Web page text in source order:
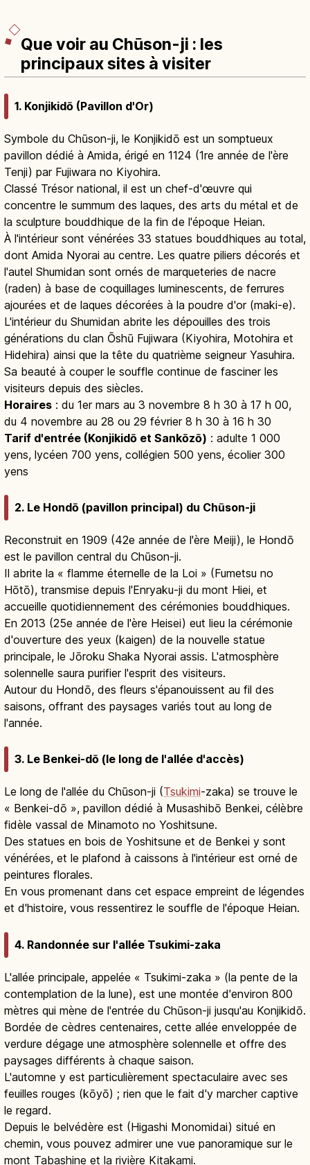
Que voir au Chūson-ji : les
principaux sites à visiter
1. Konjikidō (Pavillon d'Or)
Symbole du Chūson-ji, le Konjikidō est un somptueux
pavillon dédié à Amida, érigé en 1124 (1re année de l'ère
Tenji) par Fujiwara no Kiyohira.
Classé Trésor national, il est un chef-d'œuvre qui
concentre le summum des laques, des arts du métal et de
la sculpture bouddhique de la fin de l'époque Heian.
À l'intérieur sont vénérées 33 statues bouddhiques au total,
dont Amida Nyorai au centre. Les quatre piliers décorés et
l'autel Shumidan sont ornés de marqueteries de nacre
(raden) à base de coquillages luminescents, de ferrures
ajourées et de laques décorées à la poudre d'or (maki-e).
L'intérieur du Shumidan abrite les dépouilles des trois
générations du clan Ōshū Fujiwara (Kiyohira, Motohira et
Hidehira) ainsi que la tête du quatrième seigneur Yasuhira.
Sa beauté à couper le souffle continue de fasciner les
visiteurs depuis des siècles.
Horaires : du 1er mars au 3 novembre 8 h 30 à 17 h 00,
du 4 novembre au 28 ou 29 février 8 h 30 à 16 h 30
Tarif d'entrée (Konjikidō et Sankōzō) : adulte 1 000
yens, lycéen 700 yens, collégien 500 yens, écolier 300
yens
2. Le Hondō (pavillon principal) du Chūson-ji
Reconstruit en 1909 (42e année de l'ère Meiji), le Hondō
est le pavillon central du Chūson-ji.
Il abrite la « flamme éternelle de la Loi » (Fumetsu no
Hōtō), transmise depuis l'Enryaku-ji du mont Hiei, et
accueille quotidiennement des cérémonies bouddhiques.
En 2013 (25e année de l'ère Heisei) eut lieu la cérémonie
d'ouverture des yeux (kaigen) de la nouvelle statue
principale, le Jōroku Shaka Nyorai assis. L'atmosphère
solennelle saura purifier l'esprit des visiteurs.
Autour du Hondō, des fleurs s'épanouissent au fil des
saisons, offrant des paysages variés tout au long de
l'année.
3. Le Benkei-dō (le long de l'allée d'accès)
Le long de l'allée du Chūson-ji (Tsukimi-zaka) se trouve le
« Benkei-dō », pavillon dédié à Musashibō Benkei, célèbre
fidèle vassal de Minamoto no Yoshitsune.
Des statues en bois de Yoshitsune et de Benkei y sont
vénérées, et le plafond à caissons à l'intérieur est orné de
peintures florales.
En vous promenant dans cet espace empreint de légendes
et d'histoire, vous ressentirez le souffle de l'époque Heian.
4. Randonnée sur l'allée Tsukimi-zaka
L'allée principale, appelée « Tsukimi-zaka » (la pente de la
contemplation de la lune), est une montée d'environ 800
mètres qui mène de l'entrée du Chūson-ji jusqu'au Konjikidō.
Bordée de cèdres centenaires, cette allée enveloppée de
verdure dégage une atmosphère solennelle et offre des
paysages différents à chaque saison.
L'automne y est particulièrement spectaculaire avec ses
feuilles rouges (kōyō) ; rien que le fait d'y marcher captive
le regard.
Depuis le belvédère est (Higashi Monomidai) situé en
chemin, vous pouvez admirer une vue panoramique sur le
mont Tabashine et la rivière Kitakami.